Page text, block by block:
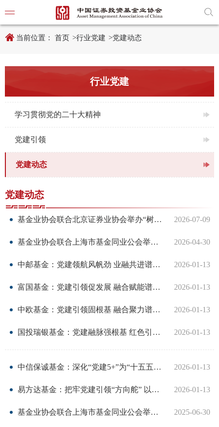
党建
协会
行
行
我要查
当前位置： 首页 >行业党建 >党建动态
行业党建
学习贯彻党的二十大精神
党建引领
党建动态
党建动态
基金业协会联合北京证券业协会举办“树立和践行正确政绩观学习教育专题培训” 2026-07-09
基金业协会联合上海市基金同业公会举办“开展树立和践行正确政绩观学习教育专题培训” 2026-04-30
中邮基金：党建领航风帆劲 业融共进谱新篇 2026-01-13
富国基金：党建引领促发展 融合赋能谱新篇 2026-01-13
中欧基金：党建引领固根基 融合聚力谱新篇 2026-01-13
国投瑞银基金：党建融脉强根基 红色引擎促发展 2026-01-13
中信保诚基金：深化“党建5+”为“十五五”高质量发展聚势赋能 2026-01-13
易方达基金：把牢党建引领“方向舵” 以高质量党建领航高质量发展 2026-01-13
基金业协会联合上海市基金同业公会举办 “深入贯彻中央八项规定精神学习教育专题... 2025-06-30
窗
打
开
适
工
页,
启
模
转
主
内
容